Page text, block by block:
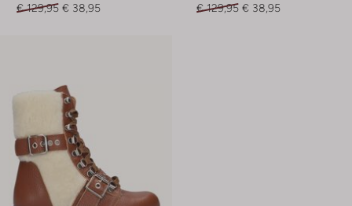
€ 129,95 € 38,95
€ 129,95 € 38,95